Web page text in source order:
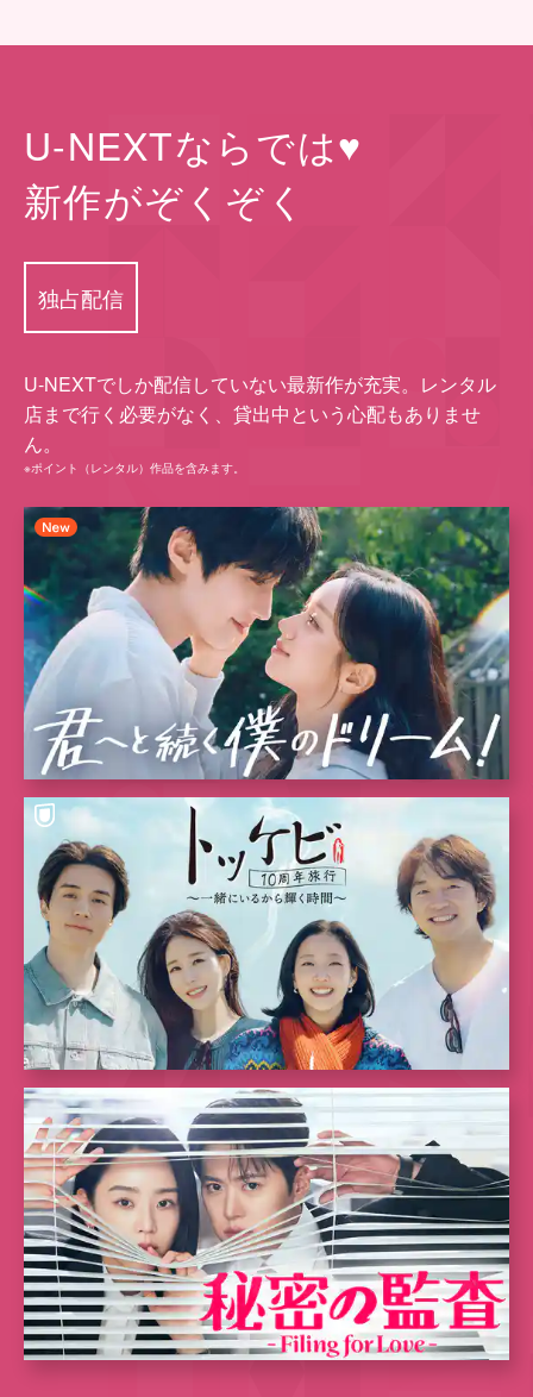
U-NEXTならでは♥
新作がぞくぞく
独占配信
U-NEXTでしか配信していない最新作が充実。レンタル
店まで⾏く必要がなく、貸出中という⼼配もありませ
ん。
※ポイント（レンタル）作品を含みます。